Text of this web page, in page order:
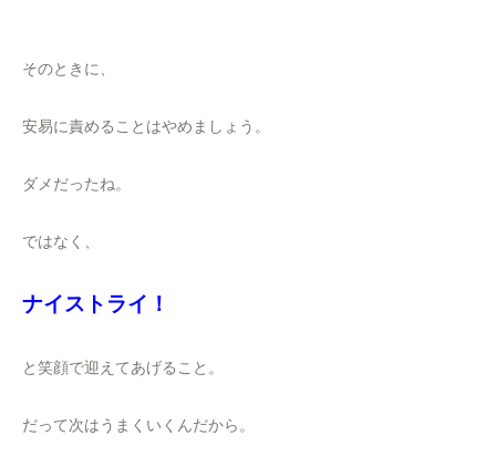
そのときに、
安易に責めることはやめましょう。
ダメだったね。
ではなく、
ナイストライ！
と笑顔で迎えてあげること。
だって次はうまくいくんだから。